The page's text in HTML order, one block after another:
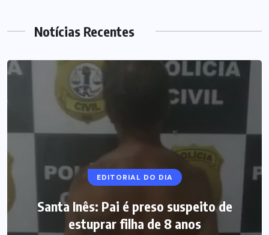
Notícias Recentes
EDITORIAL DO DIA
Santa Inês: Pai é preso suspeito de
estuprar filha de 8 anos